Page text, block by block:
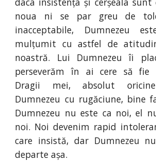
noua ni se par greu de
inacceptabile, Dumnezeu
mulțumit cu astfel de
noastră. Lui Dumnezeu îi
perseverăm în ai cere să fie
Dragii mei, absolut
Dumnezeu cu rugăciune, bine
Dumnezeu nu este ca noi, el
noi. Noi devenim rapid
care insistă, dar Dumnezeu
departe așa.